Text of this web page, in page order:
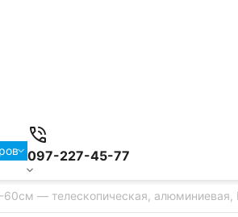
097-227-45-77
— телескопическая, алюминиевая,